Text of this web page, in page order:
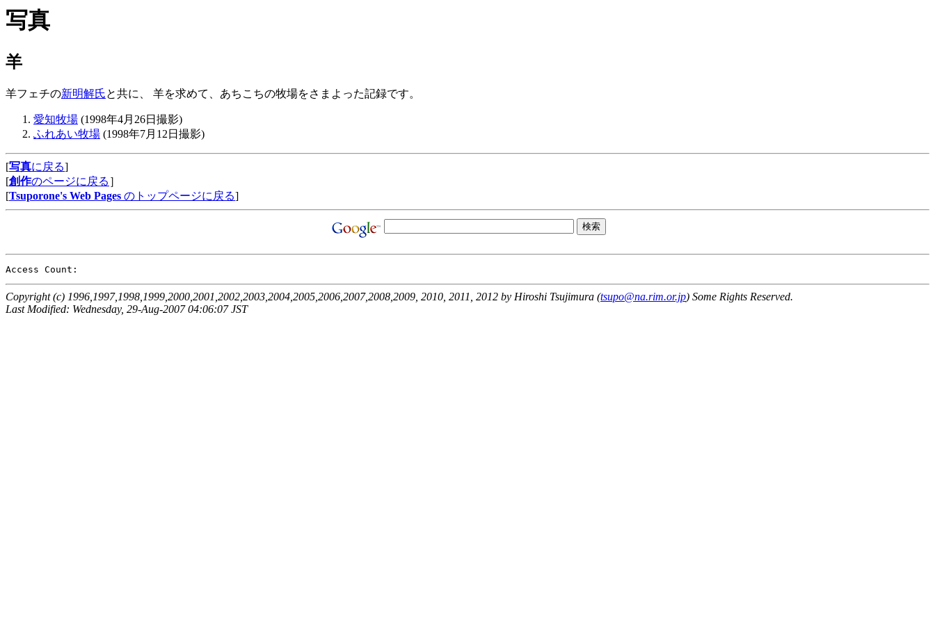
写真
羊
羊フェチの新明解氏と共に、 羊を求めて、あちこちの牧場をさまよった記録です。
愛知牧場 (1998年4月26日撮影)
ふれあい牧場 (1998年7月12日撮影)
[写真に戻る]
[創作のページに戻る ］
[Tsuporone's Web Pages のトップページに戻る]
Access Count:
Copyright (c) 1996,1997,1998,1999,2000,2001,2002,2003,2004,2005,2006,2007,2008,2009, 2010, 2011, 2012 by Hiroshi Tsujimura (tsupo@na.rim.or.jp) Some Rights Reserved.
Last Modified: Wednesday, 29-Aug-2007 04:06:07 JST